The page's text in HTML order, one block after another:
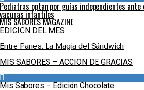
Pediatras optan por guías independientes ante
vacunas infantiles
MIS SABORES MAGAZINE
EDICION DEL MES
Entre Panes: La Magia del Sándwich
MIS SABORES – ACCION DE GRACIAS
Mis Sabores – Edición Chocolate